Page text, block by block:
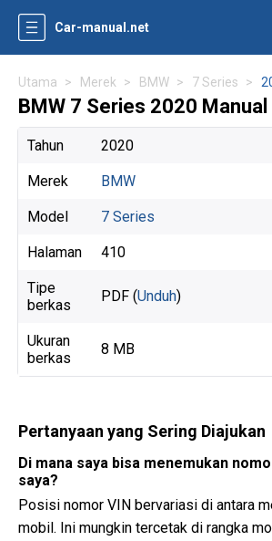
Car-manual.net
Utama Merek BMW 7 Series
BMW 7 Series 2020
Tahun 2020
Merek BMW
Model 7 Series
Halaman 410
Tipe
berkas
PDF (Unduh)
Ukuran
berkas
8 MB
Pertanyaan yang Sering Diajukan
Di mana saya bisa menemukan
saya?
Posisi nomor VIN bervariasi di antara
mobil. Ini mungkin tercetak di rangka